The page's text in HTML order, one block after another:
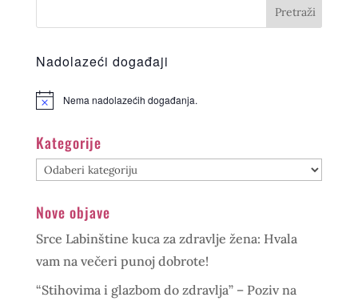
Nadolazeći događaji
Nema nadolazećih događanja.
Kategorije
Kategorije
Nove objave
Srce Labinštine kuca za zdravlje žena: Hvala
vam na večeri punoj dobrote!
“Stihovima i glazbom do zdravlja” – Poziv na